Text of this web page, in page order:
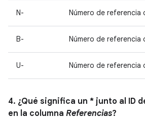
N- Número de referencia
B- Número de referencia
U- Número de referencia
4. ¿Qué significa un * junto al ID
en la columna Referencias?